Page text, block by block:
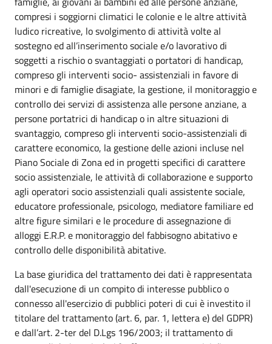
compresi i soggiorni climatici le colonie e le altre attività
ludico ricreative, lo svolgimento di attività volte al
sostegno ed all’inserimento sociale e/o lavorativo di
soggetti a rischio o svantaggiati o portatori di handicap,
compreso gli interventi socio- assistenziali in favore di
minori e di famiglie disagiate, la gestione, il monitoraggio e
controllo dei servizi di assistenza alle persone anziane, a
persone portatrici di handicap o in altre situazioni di
svantaggio, compreso gli interventi socio-assistenziali di
carattere economico, la gestione delle azioni incluse nel
Piano Sociale di Zona ed in progetti specifici di carattere
socio assistenziale, le attività di collaborazione e supporto
agli operatori socio assistenziali quali assistente sociale,
educatore professionale, psicologo, mediatore familiare ed
altre figure similari e le procedure di assegnazione di
alloggi E.R.P. e monitoraggio del fabbisogno abitativo e
controllo delle disponibilità abitative.
La base giuridica del trattamento dei dati è rappresentata
dall'esecuzione di un compito di interesse pubblico o
connesso all'esercizio di pubblici poteri di cui è investito il
titolare del trattamento (art. 6, par. 1, lettera e) del GDPR)
e dall’art. 2-ter del D.Lgs 196/2003; il trattamento di